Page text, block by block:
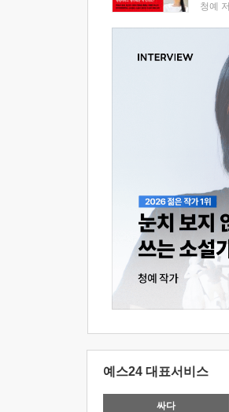
청예 저
예스24 대표서비스
싸다